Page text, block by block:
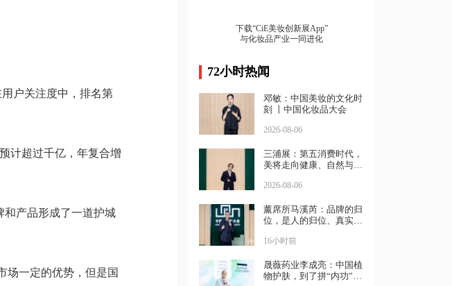
户关注度中，排名第
计超过千亿，年复合增
和产品形成了一道护城
场一定的优势，但是国
下载“CiE美妆创新展App”
与化妆品产业一同进化
72小时热闻
邓敏：中国美妆的文化时
刻 丨中国化妆品大会
2026-08-06
三浦展：第五消费时代，
美将走向健康、自然与坚
2026-08-06
薰席所马溪芮：品牌的归
位，是人的归位、真实的
16小时前
晟薇药业李成亮：中国植
物护肤，到了拼“内功”的